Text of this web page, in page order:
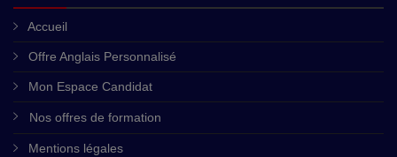
Accueil
Offre Anglais Personnalisé
Mon Espace Candidat
Nos offres de formation
Mentions légales